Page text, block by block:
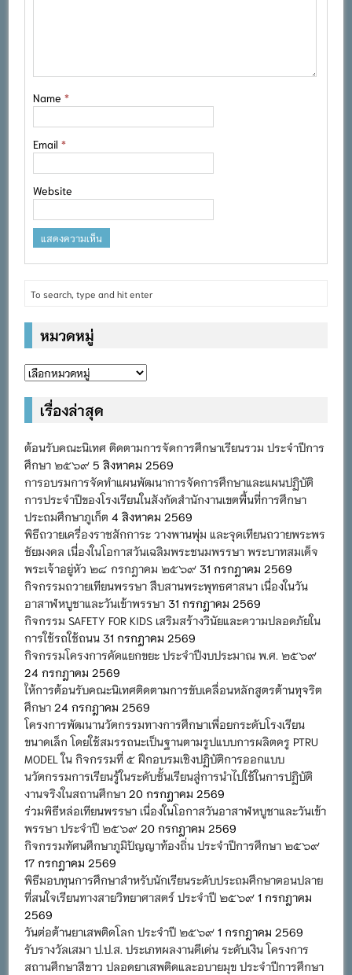
Name*
Email*
Website
หมวดหมู่
หมวด
เรื่องล่าสุด
ต้อนรับคณะนิเทศ ติดตามการจัดการศึกษาเรียนรวม ประจำปีการ
ศึกษา ๒๕๖๙ 5 สิงหาคม 2569
การอบรมการจัดทำแผนพัฒนาการจัดการศึกษาและแผนปฏิบัติ
การประจำปีของโรงเรียนในสังกัดสำนักงานเขตพื้นที่การศึกษา
ประถมศึกษาภูเก็ต 4 สิงหาคม 2569
พิธีถวายเครื่องราชสักการะ วางพานพุ่ม และจุดเทียนถวายพระพร
ชัยมงคล เนื่องในโอกาสวันเฉลิมพระชนมพรรษา พระบาทสมเด็จ
พระเจ้าอยู่หัว ๒๘ กรกฎาคม ๒๕๖๙ 31 กรกฎาคม 2569
กิจกรรมถวายเทียนพรรษา สืบสานพระพุทธศาสนา เนื่องในวัน
อาสาฬหบูชาและวันเข้าพรรษา 31 กรกฎาคม 2569
กิจกรรม SAFETY FOR KIDS เสริมสร้างวินัยและความปลอดภัยใน
การใช้รถใช้ถนน 31 กรกฎาคม 2569
กิจกรรมโครงการคัดแยกขยะ ประจำปีงบประมาณ พ.ศ. ๒๕๖๙
24 กรกฎาคม 2569
ให้การต้อนรับคณะนิเทศติดตามการขับเคลื่อนหลักสูตรต้านทุจริต
ศึกษา 24 กรกฎาคม 2569
โครงการพัฒนานวัตกรรมทางการศึกษาเพื่อยกระดับโรงเรียน
ขนาดเล็ก โดยใช้สมรรถนะเป็นฐานตามรูปแบบการผลิตครู PTRU
MODEL ใน กิจกรรมที่ ๕ ฝึกอบรมเชิงปฏิบัติการออกแบบ
นวัตกรรมการเรียนรู้ในระดับชั้นเรียนสู่การนำไปใช้ในการปฏิบัติ
งานจริงในสถานศึกษา 20 กรกฎาคม 2569
ร่วมพิธีหล่อเทียนพรรษา เนื่องในโอกาสวันอาสาฬหบูชาและวันเข้า
พรรษา ประจำปี ๒๕๖๙ 20 กรกฎาคม 2569
กิจกรรมทัศนศึกษาภูมิปัญญาท้องถิ่น ประจำปีการศึกษา ๒๕๖๙
17 กรกฎาคม 2569
พิธีมอบทุนการศึกษาสำหรับนักเรียนระดับประถมศึกษาตอนปลาย
ที่สนใจเรียนทางสายวิทยาศาสตร์ ประจำปี ๒๕๖๙ 1 กรกฎาคม
2569
วันต่อต้านยาเสพติดโลก ประจำปี ๒๕๖๙ 1 กรกฎาคม 2569
รับรางวัลเสมา ป.ป.ส. ประเภทผลงานดีเด่น ระดับเงิน โครงการ
สถานศึกษาสีขาว ปลอดยาเสพติดและอบายมุข ประจำปีการศึกษา